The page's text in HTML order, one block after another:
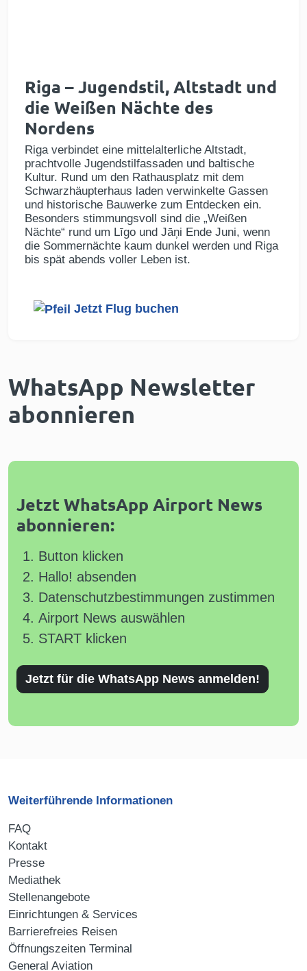
Riga – Jugendstil, Altstadt und
die Weißen Nächte des
Nordens
Riga verbindet eine mittelalterliche Altstadt,
prachtvolle Jugendstilfassaden und baltische
Kultur. Rund um den Rathausplatz mit dem
Schwarzhäupterhaus laden verwinkelte Gassen
und historische Bauwerke zum Entdecken ein.
Besonders stimmungsvoll sind die „Weißen
Nächte“ rund um Līgo und Jāņi Ende Juni, wenn
die Sommernächte kaum dunkel werden und Riga
bis spät abends voller Leben ist.
Jetzt Flug buchen
WhatsApp Newsletter
abonnieren
Jetzt WhatsApp Airport News
abonnieren:
Button klicken
Hallo! absenden
Datenschutzbestimmungen zustimmen
Airport News auswählen
START klicken
Jetzt für die WhatsApp News anmelden!
Weiterführende Informationen
FAQ
Kontakt
Presse
Mediathek
Stellenangebote
Einrichtungen & Services
Barrierefreies Reisen
Öffnungszeiten Terminal
General Aviation